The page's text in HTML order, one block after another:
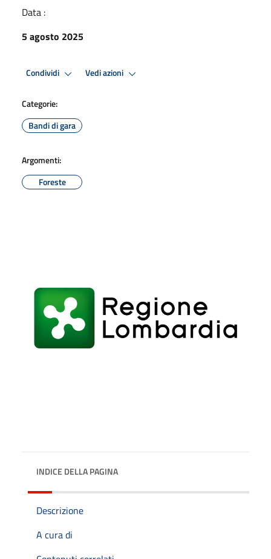
Data :
5 agosto 2025
Condividi Vedi azioni
Categorie:
Bandi di gara
Argomenti:
Foreste
INDICE DELLA PAGINA
Descrizione
A cura di